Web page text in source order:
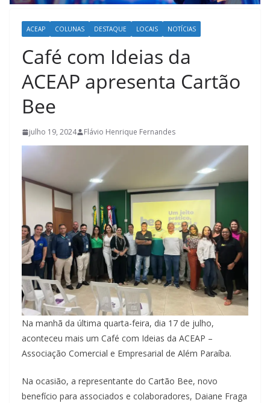
ACEAP COLUNAS DESTAQUE LOCAIS NOTÍCIAS
Café com Ideias da
ACEAP apresenta Cartão
Bee
julho 19, 2024 Flávio Henrique Fernandes
Na manhã da última quarta-feira, dia 17 de julho,
aconteceu mais um Café com Ideias da ACEAP –
Associação Comercial e Empresarial de Além Paraíba.
Na ocasião, a representante do Cartão Bee, novo
benefício para associados e colaboradores, Daiane Fraga